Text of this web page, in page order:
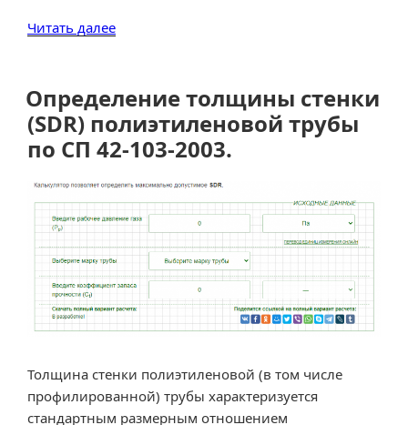
Читать далее«Расчет
балластировки
газопровода
с
помощью
ж/
б,
чугунных
грузов
и
мешков
с
Определение толщины стенки
(SDR) полиэтиленовой трубы
по СП 42-103-2003.
Толщина стенки полиэтиленовой (в том числе
профилированной) трубы характеризуется
стандартным размерным отношением